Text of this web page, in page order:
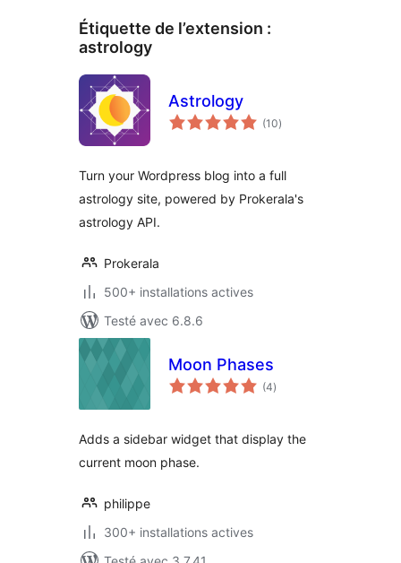
Étiquette de l’extension :
astrology
Astrology
(10notes
en
)
Turn your Wordpress blog into a full
astrology site, powered by Prokerala's
astrology API.
Prokerala
500+ installations actives
Testé avec 6.8.6
Moon Phases
(4notes
en
)
Adds a sidebar widget that display the
current moon phase.
philippe
300+ installations actives